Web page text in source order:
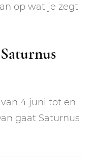
op wat je zegt
4 juni tot en
gaat Saturnus